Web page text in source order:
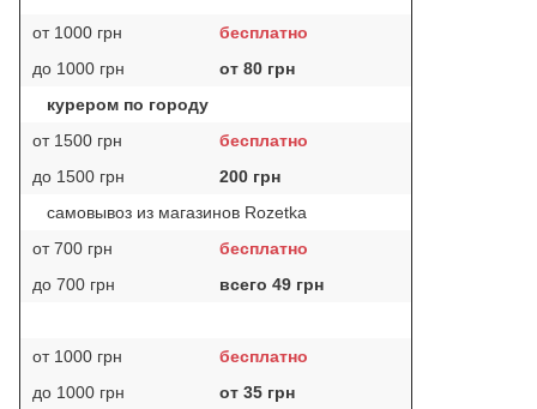
от 1000 грн
бесплатно
до 1000 грн
от 80 грн
курером по городу
от 1500 грн
бесплатно
до 1500 грн
200 грн
самовывоз из магазинов Rozetka
от 700 грн
бесплатно
до 700 грн
всего 49 грн
от 1000 грн
бесплатно
до 1000 грн
от 35 грн